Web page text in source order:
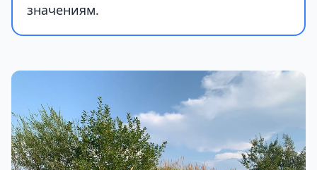
значениям.